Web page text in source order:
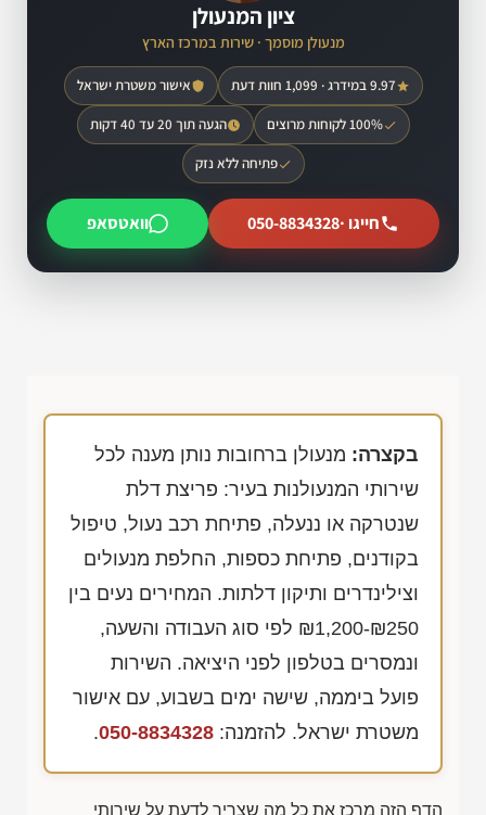
ציון המנעולן
מנעולן מוסמך · שירות במרכז הארץ
9.97 במידרג · 1,099 חוות דעת אישור משטרת ישראל
100% לקוחות מרוצים הגעה תוך 20 עד 40 דקות
פתיחה ללא נזק
חייגו ·050-8834328 וואטסאפ
בקצרה: מנעולן ברחובות נותן מענה לכל
שירותי המנעולנות בעיר: פריצת דלת
שנטרקה או ננעלה, פתיחת רכב נעול, טיפול
בקודנים, פתיחת כספות, החלפת מנעולים
וצילינדרים ותיקון דלתות. המחירים נעים בין
₪1,200-₪250 לפי סוג העבודה והשעה,
ונמסרים בטלפון לפני היציאה. השירות
פועל ביממה, שישה ימים בשבוע, עם אישור
משטרת ישראל. להזמנה: 050-8834328
.
הדף הזה מרכז את כל מה שצריך לדעת על שירותי